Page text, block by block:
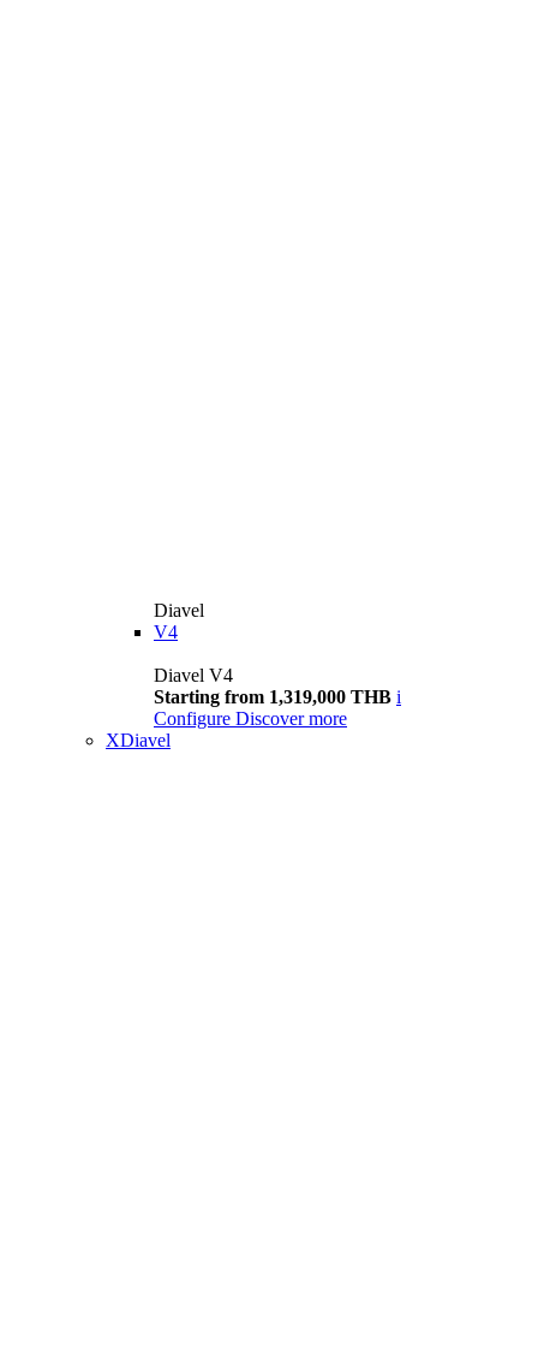
Diavel
V4
Diavel V4
Starting from 1,319,000 THB i
Configure Discover more
XDiavel